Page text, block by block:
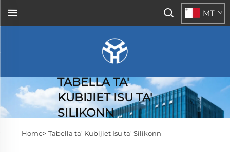
MT
TABELLA TA'
KUBIJIET ISU TA'
SILIKONN
Home> Tabella ta' Kubijiet Isu ta' Silikonn